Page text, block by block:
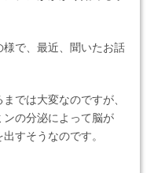
で、最近、聞いたお話
では大変なのですが、
の分泌によって脳が
すそうなのです。